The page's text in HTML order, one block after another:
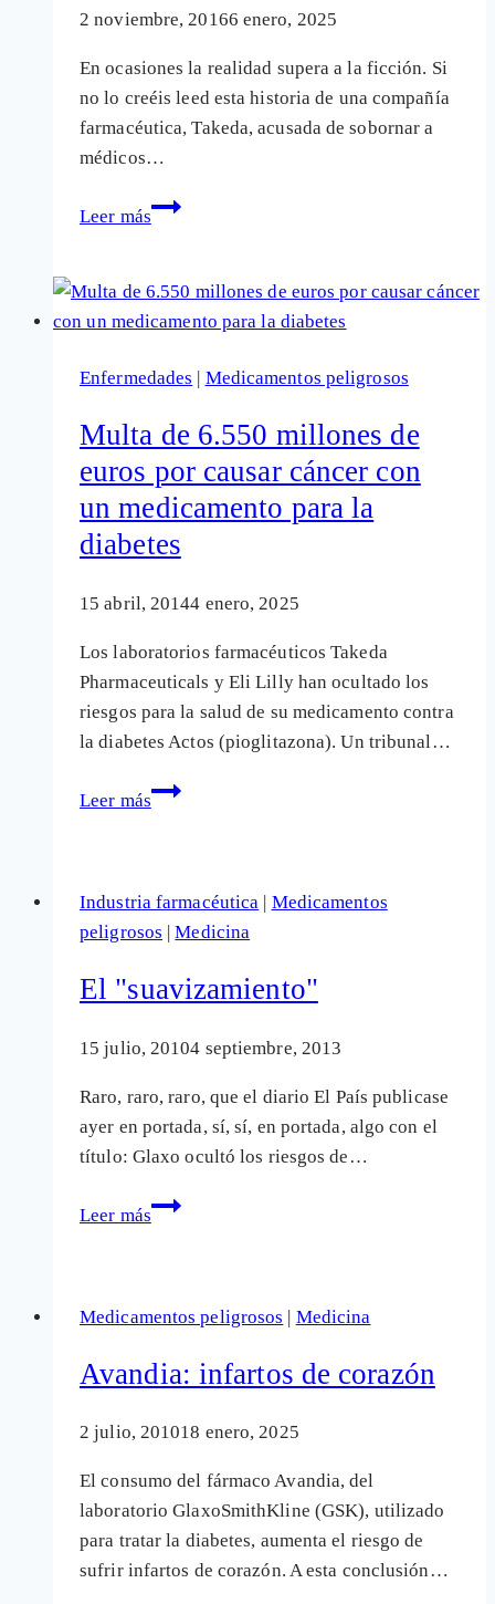
2 noviembre, 20166 enero, 2025
En ocasiones la realidad supera a la ficción. Si
no lo creéis leed esta historia de una compañía
farmacéutica, Takeda, acusada de sobornar a
médicos…
Leer más
Sobornos
para
que
un
cancerígeno
Enfermedades | Medicamentos peligrosos
Multa de 6.550 millones de
euros por causar cáncer con
un medicamento para la
diabetes
15 abril, 20144 enero, 2025
Los laboratorios farmacéuticos Takeda
Pharmaceuticals y Eli Lilly han ocultado los
riesgos para la salud de su medicamento contra
la diabetes Actos (pioglitazona). Un tribunal…
Leer más
Multa
de
euros
causar
con
medicamento
diabetes
Industria farmacéutica | Medicamentos
peligrosos |Medicina
El "suavizamiento"
15 julio, 20104 septiembre, 2013
Raro, raro, raro, que el diario El País publicase
ayer en portada, sí, sí, en portada, algo con el
título: Glaxo ocultó los riesgos de…
Leer más
El
Medicamentos peligrosos | Medicina
Avandia: infartos de corazón
2 julio, 201018 enero, 2025
El consumo del fármaco Avandia, del
laboratorio GlaxoSmithKline (GSK), utilizado
para tratar la diabetes, aumenta el riesgo de
sufrir infartos de corazón. A esta conclusión…